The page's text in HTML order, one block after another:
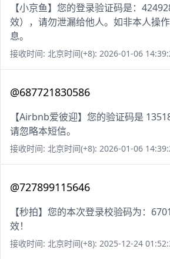
【小京鱼】您的登录验证码是：
效），请勿泄漏给他人。如非本人操
息。
接收时间: 北京时间(+8): 2026-01-06
@687721830586
【Airbnb爱彼迎】您的验证码是
请忽略本短信。
接收时间: 北京时间(+8): 2026-01-06
@727899115646
【秒拍】您的本次登录校验码为：
效！
接收时间: 北京时间(+8): 2025-12-24